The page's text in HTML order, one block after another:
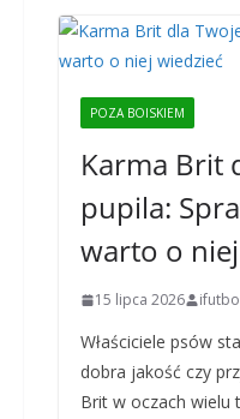
POZA BOISKIEM
Karma Brit
pupila:
warto o
15 lipca 2026
Właściciele psów
dobra jakość czy
Brit w oczach wielu